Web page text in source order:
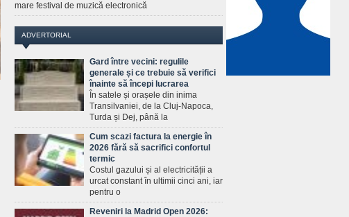
mare festival de muzică electronică
ADVERTORIAL
Gard între vecini: regulile
generale și ce trebuie să verifici
înainte să începi lucrarea
În satele și orașele din inima
Transilvaniei, de la Cluj-Napoca,
Turda și Dej, până la
Cum scazi factura la energie în
2026 fără să sacrifici confortul
termic
Costul gazului și al electricității a
urcat constant în ultimii cinci ani, iar
pentru o
Reveniri la Madrid Open 2026: